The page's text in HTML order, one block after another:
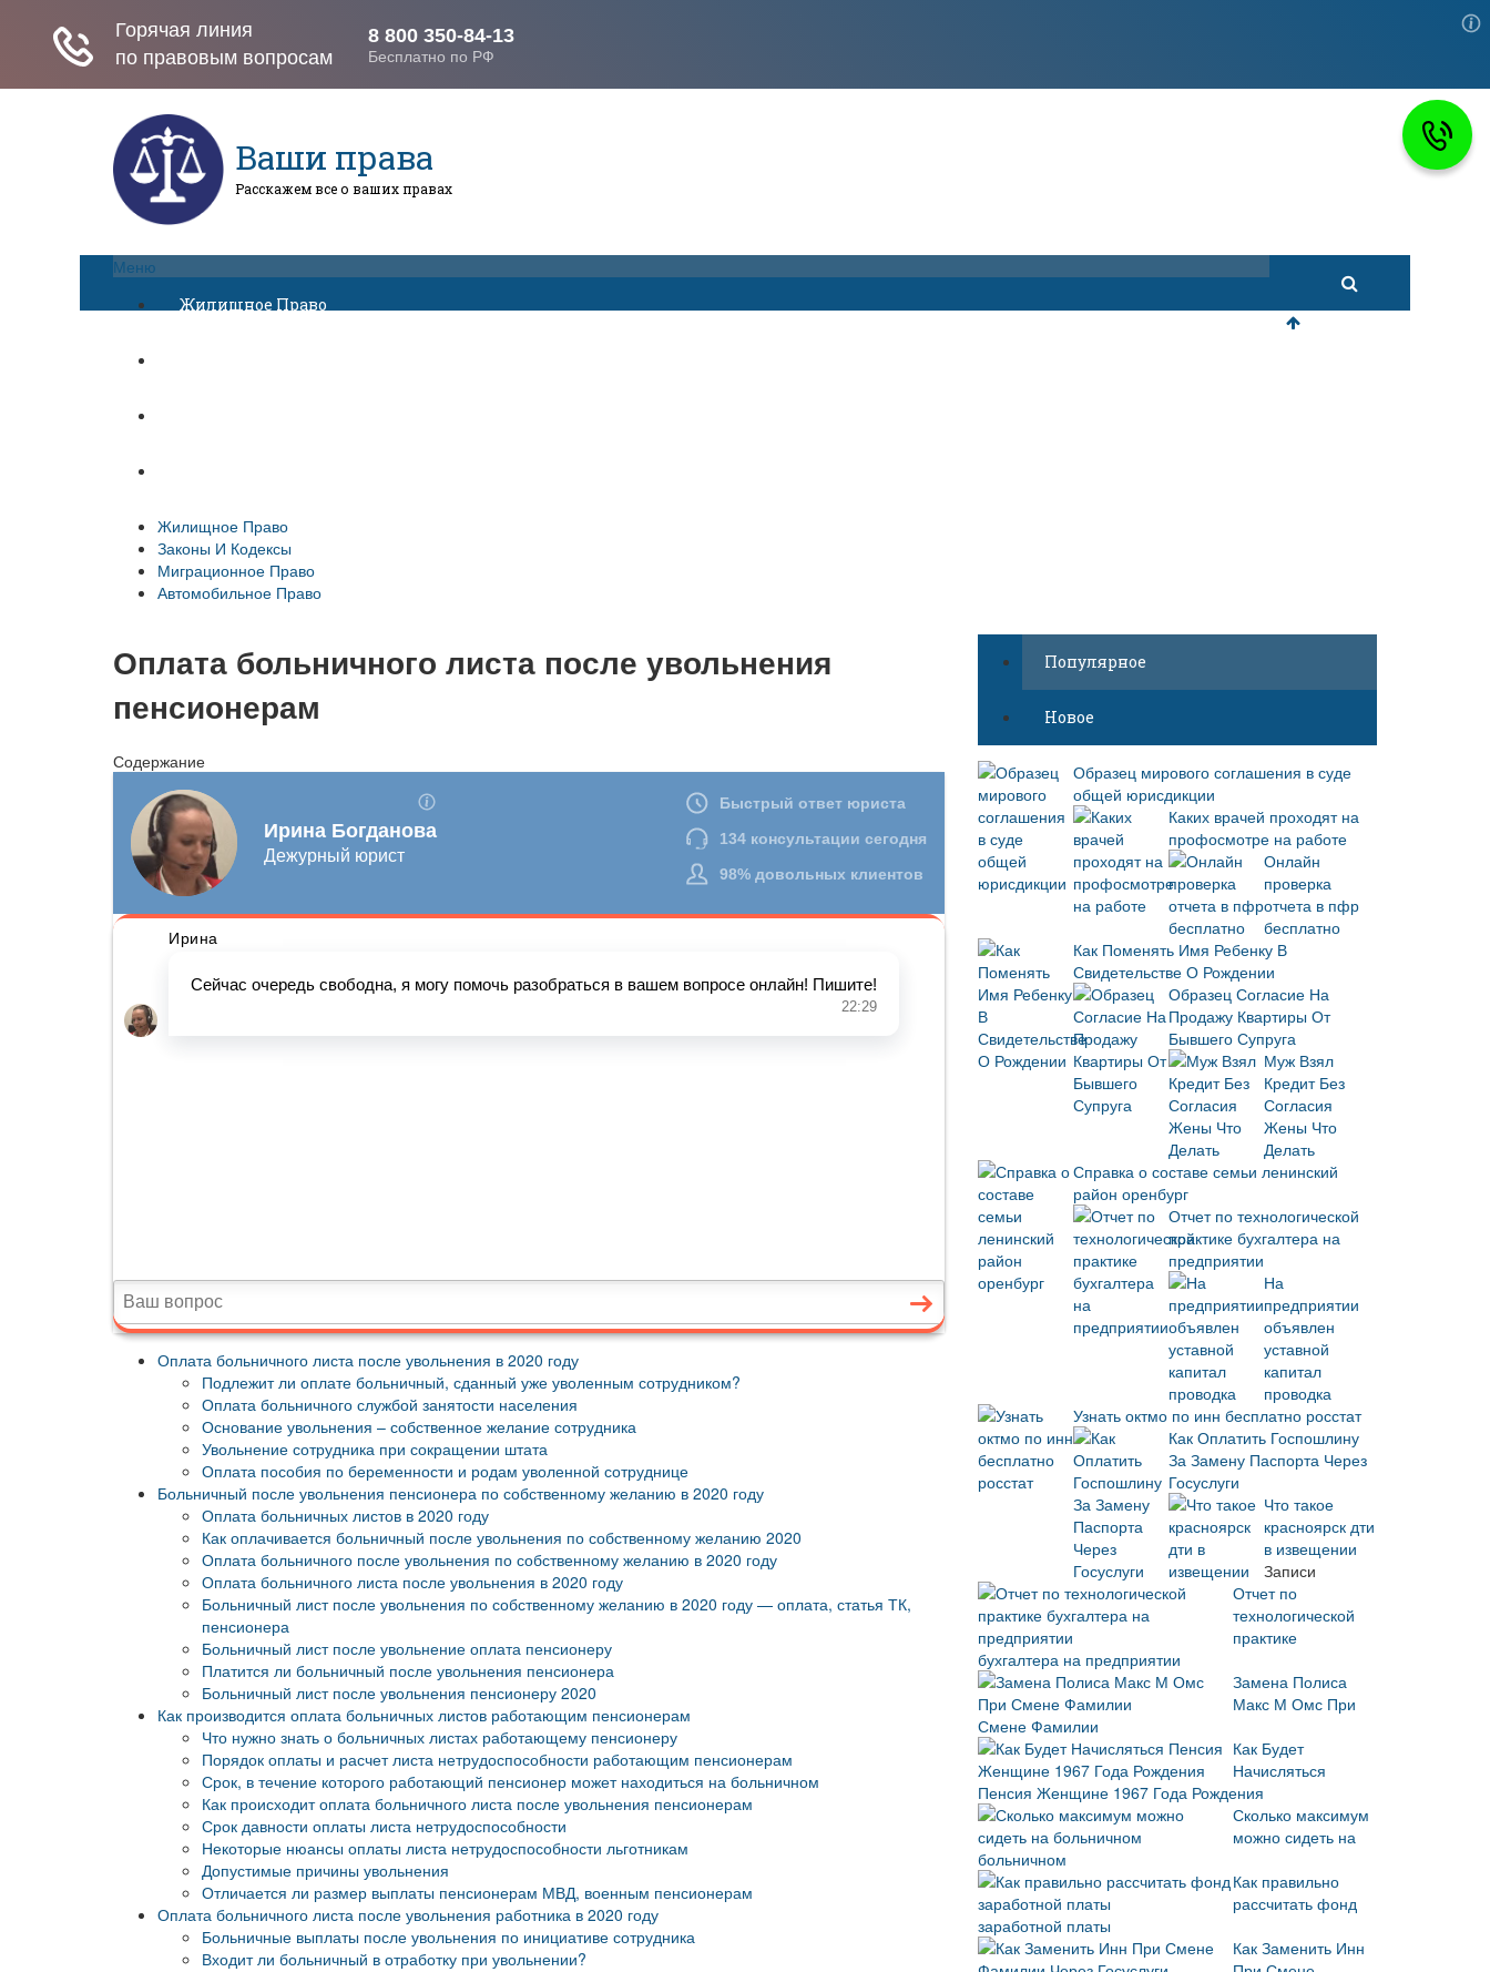
Ваши права
Расскажем все о ваших правах
Меню
Жилищное Право
Жилищное Право
Законы И Кодексы
Миграционное Право
Автомобильное Право
Оплата больничного листа после увольнения
пенсионерам
Содержание
Оплата больничного листа после увольнения в 2020 году
Подлежит ли оплате больничный, сданный уже уволенным сотрудником?
Оплата больничного службой занятости населения
Основание увольнения – собственное желание сотрудника
Увольнение сотрудника при сокращении штата
Оплата пособия по беременности и родам уволенной сотруднице
Больничный после увольнения пенсионера по собственному желанию в 2020 году
Оплата больничных листов в 2020 году
Как оплачивается больничный после увольнения по собственному желанию 2020
Оплата больничного после увольнения по собственному желанию в 2020 году
Оплата больничного листа после увольнения в 2020 году
Больничный лист после увольнения по собственному желанию в 2020 году — оплата, статья ТК,
пенсионера
Больничный лист после увольнение оплата пенсионеру
Платится ли больничный после увольнения пенсионера
Больничный лист после увольнения пенсионеру 2020
Как производится оплата больничных листов работающим пенсионерам
Что нужно знать о больничных листах работающему пенсионеру
Порядок оплаты и расчет листа нетрудоспособности работающим пенсионерам
Срок, в течение которого работающий пенсионер может находиться на больничном
Как происходит оплата больничного листа после увольнения пенсионерам
Срок давности оплаты листа нетрудоспособности
Некоторые нюансы оплаты листа нетрудоспособности льготникам
Допустимые причины увольнения
Отличается ли размер выплаты пенсионерам МВД, военным пенсионерам
Оплата больничного листа после увольнения работника в 2020 году
Больничные выплаты после увольнения по инициативе сотрудника
Входит ли больничный в отработку при увольнении?
Популярное
Новое
Образец мирового соглашения в суде
общей юрисдикции
Каких врачей проходят на
профосмотре на работе
Онлайн
проверка
отчета в пфр
бесплатно
Как Поменять Имя Ребенку В
Свидетельстве О Рождении
Образец Согласие На
Продажу Квартиры От
Бывшего Супруга
Муж Взял
Кредит Без
Согласия
Жены Что
Делать
Справка о составе семьи ленинский
район оренбург
Отчет по технологической
практике бухгалтера на
предприятии
На
предприятии
объявлен
уставной
капитал
проводка
Узнать октмо по инн бесплатно росстат
Как Оплатить Госпошлину
За Замену Паспорта Через
Госуслуги
Что такое
красноярск дти
в извещении
Записи
Отчет по
технологической
практике
бухгалтера на предприятии
Замена Полиса
Макс М Омс При
Смене Фамилии
Как Будет
Начисляться
Пенсия Женщине 1967 Года Рождения
Сколько максимум
можно сидеть на
больничном
Как правильно
рассчитать фонд
заработной платы
Как Заменить Инн